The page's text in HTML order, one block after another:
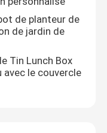
de planteur de
de jardin de
Tin Lunch Box
le couvercle